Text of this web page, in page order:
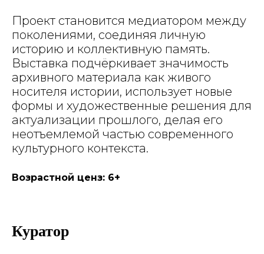
Проект становится медиатором между
поколениями, соединяя личную
историю и коллективную память.
Выставка подчёркивает значимость
архивного материала как живого
носителя истории, использует новые
формы и художественные решения для
актуализации прошлого, делая его
неотъемлемой частью современного
культурного контекста.
Возрастной ценз: 6+
Куратор